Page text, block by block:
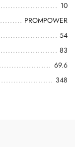
10
PROMPOWER
54
83
69.6
348